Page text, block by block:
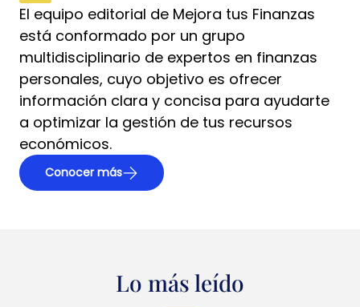
El equipo editorial de Mejora tus Finanzas
está conformado por un grupo
multidisciplinario de expertos en finanzas
personales, cuyo objetivo es ofrecer
información clara y concisa para ayudarte
a optimizar la gestión de tus recursos
económicos.
Conocer más
Lo más leído